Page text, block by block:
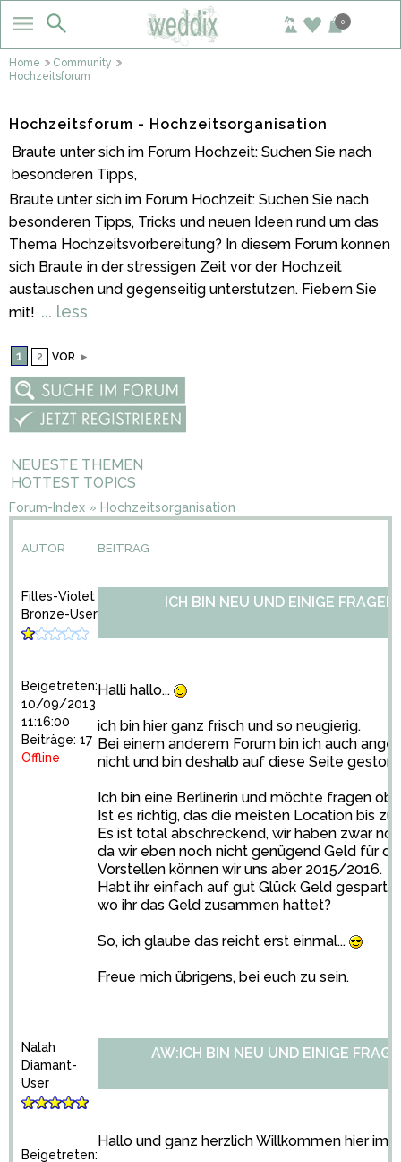
0
Home
Community
Hochzeitsforum
Hochzeitsforum - Hochzeitsorganisation
Braute unter sich im Forum Hochzeit: Suchen Sie nach
besonderen Tipps,
Braute unter sich im Forum Hochzeit: Suchen Sie nach
besonderen Tipps, Tricks und neuen Ideen rund um das
Thema Hochzeitsvorbereitung? In diesem Forum konnen
sich Braute in der stressigen Zeit vor der Hochzeit
austauschen und gegenseitig unterstutzen. Fiebern Sie
mit! ... less
1 2 VOR ►
NEUESTE THEMEN
HOTTEST TOPICS
Forum-Index » Hochzeitsorganisation
AUTOR BEITRAG
Filles-Violet
Bronze-User
Beigetreten:
10/09/2013
11:16:00
Beiträge: 17
Offline
ICH BIN NEU UND EINIGE
Halli hallo...
ich bin hier ganz frisch und so neugierig.
Bei einem anderem Forum bin ich auch
nicht und bin deshalb auf diese Seite
Ich bin eine Berlinerin und möchte fragen ob
Ist es richtig, das die meisten Location bis zu
Es ist total abschreckend, wir haben zwar
da wir eben noch nicht genügend Geld für
Vorstellen können wir uns aber 2015/2016.
Habt ihr einfach auf gut Glück Geld gespart
wo ihr das Geld zusammen hattet?
So, ich glaube das reicht erst einmal...
Freue mich übrigens, bei euch zu sein.
Nalah
Diamant-
User
Beigetreten:
AW:ICH BIN NEU UND EINIGE
Hallo und ganz herzlich Willkommen hier im